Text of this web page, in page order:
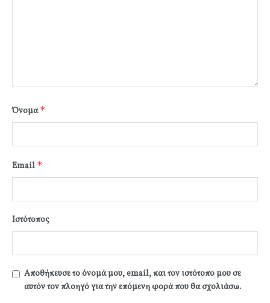
Όνομα*
Email *
Ιστότοπος
Αποθήκευσε το όνομά μου, email, και τον ιστότοπο μου σε
αυτόν τον πλοηγό για την επόμενη φορά που θα σχολιάσω.